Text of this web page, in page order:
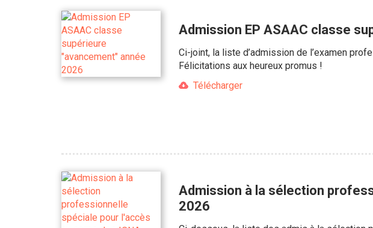
Admission EP ASAAC classe
Ci-joint, la liste d’admission de l’examen
Félicitations aux heureux promus !
Télécharger
Admission à la sélection
2026